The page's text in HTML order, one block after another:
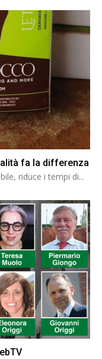
fa la differenza
riduce i tempi di...